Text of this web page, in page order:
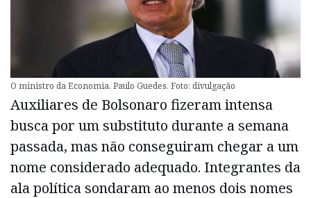
O ministro da Economia, Paulo Guedes. Foto: divulgação
Auxiliares de Bolsonaro fizeram intensa
busca por um substituto durante a semana
passada, mas não conseguiram chegar a um
nome considerado adequado. Integrantes da
ala política sondaram ao menos dois nomes